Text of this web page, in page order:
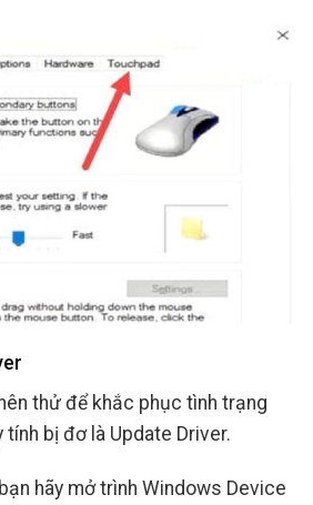
thử để khắc phục tình trạng
bị đơ là Update Driver.
hãy mở trình Windows Device